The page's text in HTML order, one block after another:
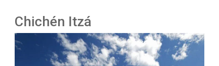
Chichén Itzá